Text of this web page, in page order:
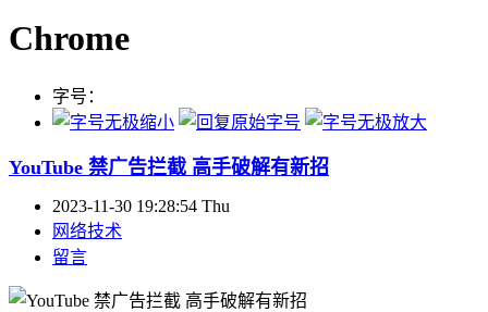
Chrome
字号：
YouTube 禁广告拦截 高手破解有新招
2023-11-30 19:28:54 Thu
网络技术
留言